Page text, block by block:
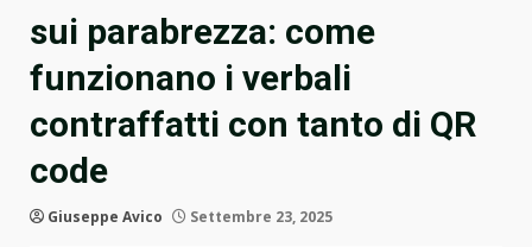
sui parabrezza: come
funzionano i verbali
contraffatti con tanto di QR
code
Giuseppe Avico Settembre 23, 2025